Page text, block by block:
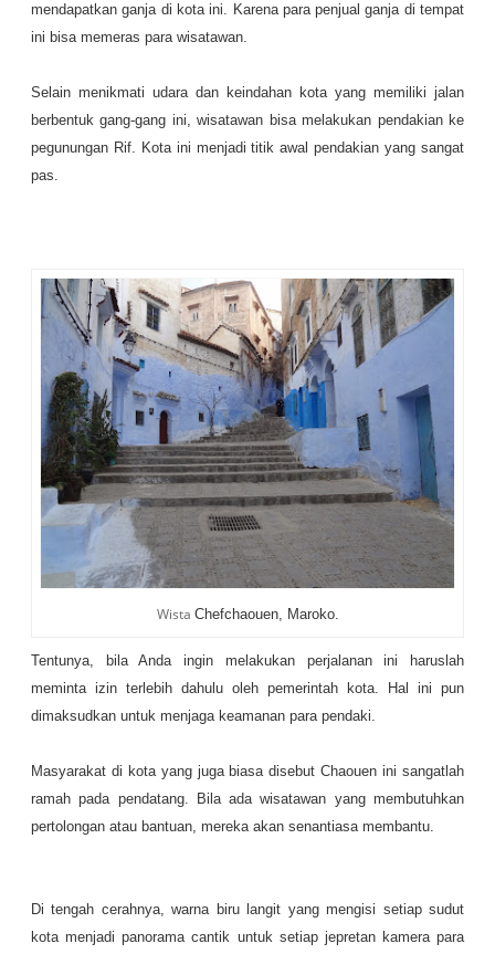
mendapatkan ganja di kota ini. Karena para penjual ganja di tempat
ini bisa memeras para wisatawan.
Selain menikmati udara dan keindahan kota yang memiliki jalan
berbentuk gang-gang ini, wisatawan bisa melakukan pendakian ke
pegunungan Rif. Kota ini menjadi titik awal pendakian yang sangat
pas.
Wista Chefchaouen, Maroko.
Tentunya, bila Anda ingin melakukan perjalanan ini haruslah
meminta izin terlebih dahulu oleh pemerintah kota. Hal ini pun
dimaksudkan untuk menjaga keamanan para pendaki.
Masyarakat di kota yang juga biasa disebut Chaouen ini sangatlah
ramah pada pendatang. Bila ada wisatawan yang membutuhkan
pertolongan atau bantuan, mereka akan senantiasa membantu.
Di tengah cerahnya, warna biru langit yang mengisi setiap sudut
kota menjadi panorama cantik untuk setiap jepretan kamera para